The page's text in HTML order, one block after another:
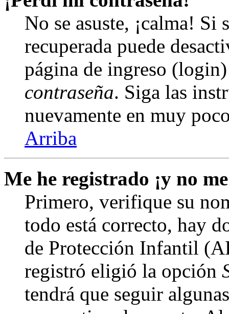
No se asuste, ¡calma! Si
recuperada puede
página de ingreso
contraseña. Siga las
nuevamente en muy
Arriba
Me he registrado ¡y no
Primero, verifique su
todo está correcto, hay
de Protección Infantil
registró eligió la opción
tendrá que seguir